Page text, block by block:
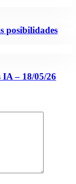
posibilidades
– 18/05/26